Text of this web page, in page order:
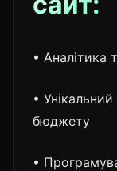
• Аналітика
•
бюджету
•